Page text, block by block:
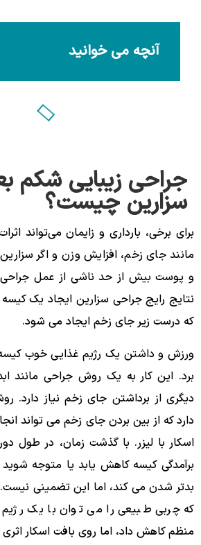
آنچه می خوانید
جراحی زیبایی شکم
سزارین چیست؟
برای برخی، بارداری و زایمان می‌تواند
مانند جای زخم، افزایش وزن و اگر
و پوست بیش از حد ناشی از عمل جراحی
نتایج رایج جراحی سزارین ایجاد یک
که درست زیر جای زخم ایجاد می ‌شود.
ورزش و داشتن یک رژیم غذایی خوب کیسه
برد. این کار به یک روش جراحی مانند
دیگری از برداشتن جای زخم نیاز
دارد که از بین بردن جای زخم می تواند
اسکار با لیزر. با گذشت زمان، در طول
برآمدگی کیسه کاهش یابد یا متوجه
بدتر شدن می کند، اما این تضمینی
که چربی طبیعی را می توان با یک
منظم کاهش داد، اما روی بافت اسکار